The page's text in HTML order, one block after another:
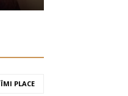
ÎMI PLACE